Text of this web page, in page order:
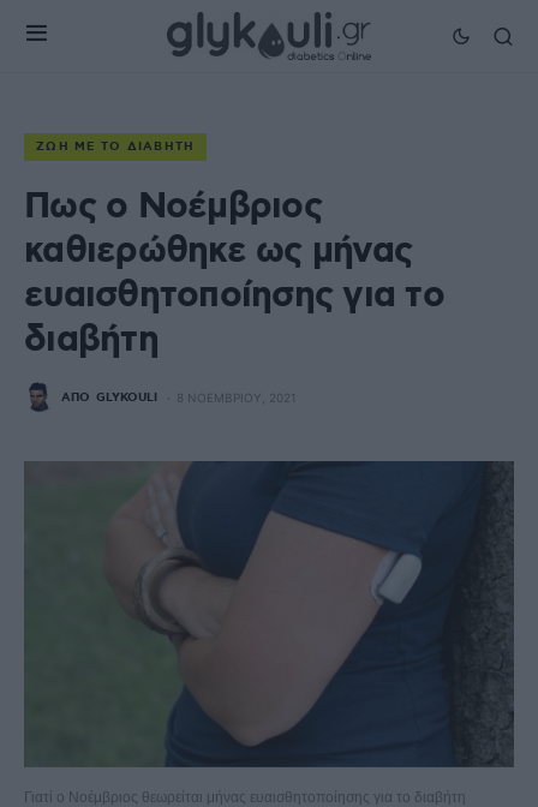
ΖΩΉ ΜΕ ΤΟ ΔΙΑΒΉΤΗ
Πως ο Νοέμβριος
καθιερώθηκε ως μήνας
ευαισθητοποίησης για το
διαβήτη
ΑΠΌ GLYKOULI 8 ΝΟΕΜΒΡΊΟΥ, 2021
Γιατί ο Νοέμβριος θεωρείται μήνας ευαισθητοποίησης για το διαβήτη